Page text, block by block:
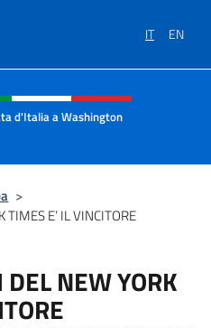
IT EN
social e menù
d'Italia a Washington
>
E’ IL VINCITORE
NEW YORK